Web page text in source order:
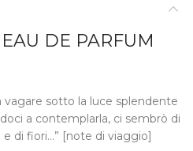
DE PARFUM
sotto la luce splendente
a contemplarla, ci sembrò di
di fiori…” [note di viaggio]